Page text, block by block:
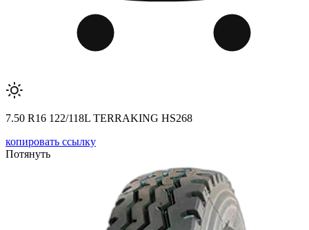
7.50 R16 122/118L TERRAKING HS268
копировать ссылку
Потянуть